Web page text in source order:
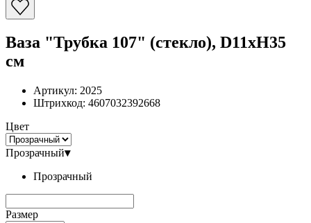
Ваза "Трубка 107" (стекло), D11xH35
см
Артикул: 2025
Штрихкод: 4607032392668
Цвет
Прозрачный▾
Прозрачный
Размер